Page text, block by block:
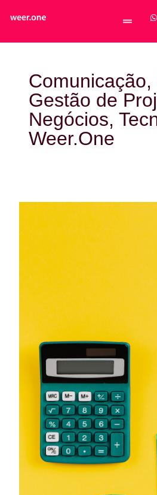
Comunicação,
Gestão de
Negócios,
Weer.One